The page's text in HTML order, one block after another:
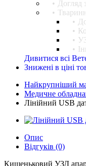
Догляд
Дивитися всі
Знижені в ціні
Найкрупніший
Медичне
Лінійний USB
Опис
Відгуків (0)
Кишеньковий УЗД